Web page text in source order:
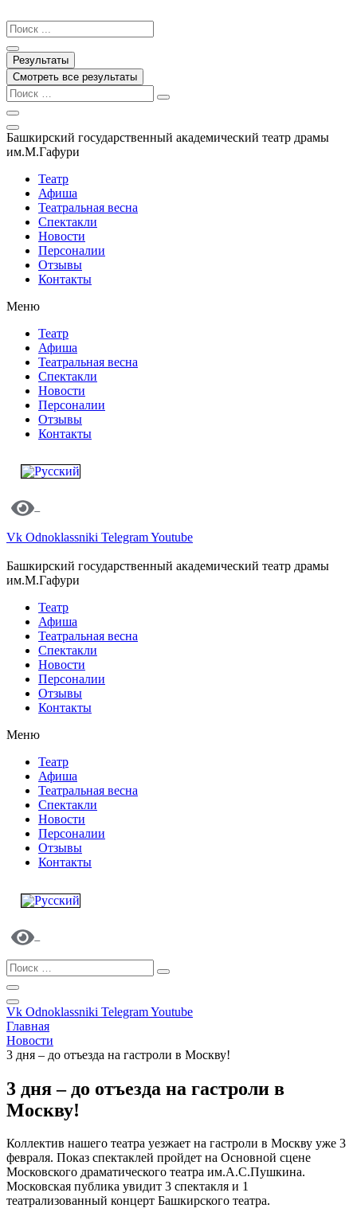
к
содержимому
Search
...
Результаты
Смотреть все результаты
Башкирский государственный академический театр драмы
им.М.Гафури
Театр
Афиша
Театральная весна
Спектакли
Новости
Персоналии
Отзывы
Контакты
Меню
Театр
Афиша
Театральная весна
Спектакли
Новости
Персоналии
Отзывы
Контакты
Vk Odnoklassniki TelegramYoutube
Башкирский государственный академический театр драмы
им.М.Гафури
Театр
Афиша
Театральная весна
Спектакли
Новости
Персоналии
Отзывы
Контакты
Меню
Театр
Афиша
Театральная весна
Спектакли
Новости
Персоналии
Отзывы
Контакты
Vk Odnoklassniki TelegramYoutube
Главная
Новости
3 дня – до отъезда на гастроли в Москву!
3 дня – до отъезда на гастроли в
Москву!
Коллектив нашего театра уезжает на гастроли в Москву уже 3
февраля. Показ спектаклей пройдет на Основной сцене
Московского драматического театра им.А.С.Пушкина.
Московская публика увидит 3 спектакля и 1
театрализованный концерт Башкирского театра.